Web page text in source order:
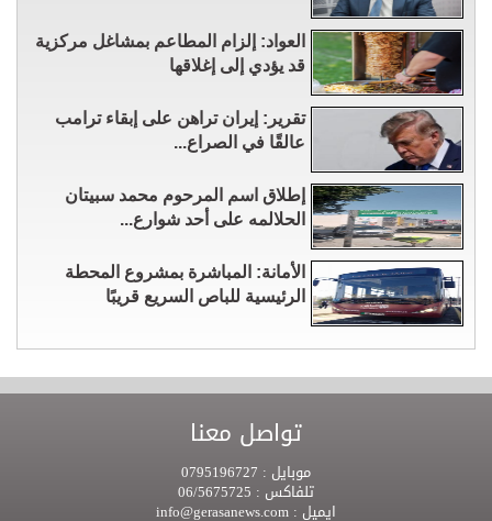
العواد: إلزام المطاعم بمشاغل مركزية
قد يؤدي إلى إغلاقها
تقرير: إيران تراهن على إبقاء ترامب
عالقًا في الصراع...
إطلاق اسم المرحوم محمد سبيتان
الحلالمه على أحد شوارع...
الأمانة: المباشرة بمشروع المحطة
الرئيسية للباص السريع قريبًا
تواصل معنا
موبايل :
تلفاكس :
ايميل :